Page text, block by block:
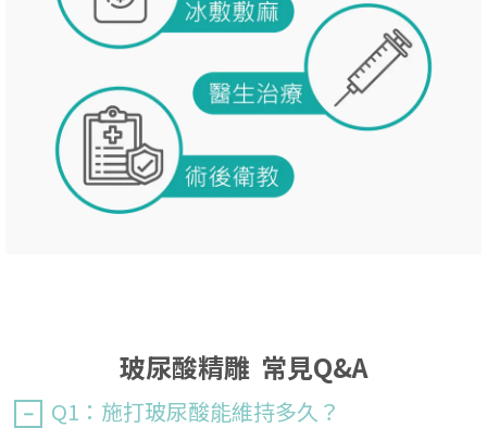
玻尿酸精雕 常見Q&A
Q1：施打玻尿酸能維持多久？